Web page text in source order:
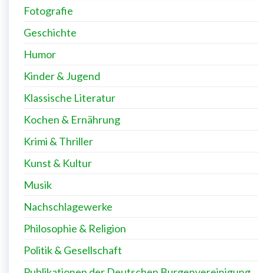
Fotografie
Geschichte
Humor
Kinder & Jugend
Klassische Literatur
Kochen & Ernährung
Krimi & Thriller
Kunst & Kultur
Musik
Nachschlagewerke
Philosophie & Religion
Politik & Gesellschaft